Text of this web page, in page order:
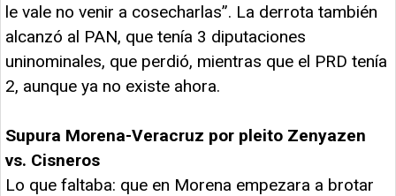
le vale no venir a cosecharlas”. La derrota también
alcanzó al PAN, que tenía 3 diputaciones
uninominales, que perdió, mientras que el PRD tenía
2, aunque ya no existe ahora.
Supura Morena-Veracruz por pleito Zenyazen
vs. Cisneros
Lo que faltaba: que en Morena empezara a brotar